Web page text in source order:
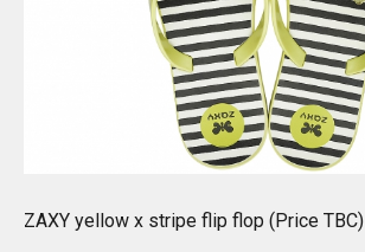
ZAXY yellow x stripe flip flop (Price TBC)